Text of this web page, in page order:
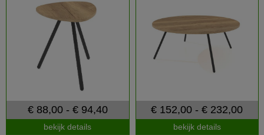
€ 88,00 - € 94,40
bekijk details
€ 152,00 - € 232,00
bekijk details